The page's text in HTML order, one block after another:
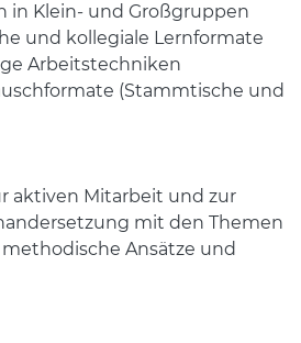
in Klein- und Großgruppen
und kollegiale Lernformate
Arbeitstechniken
(Stammtische und
aktiven Mitarbeit und zur
mit den Themen
Ansätze und